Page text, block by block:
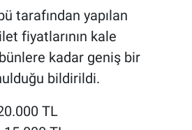
tarafından yapılan
fiyatlarının kale
kadar geniş bir
bildirildi.
TL